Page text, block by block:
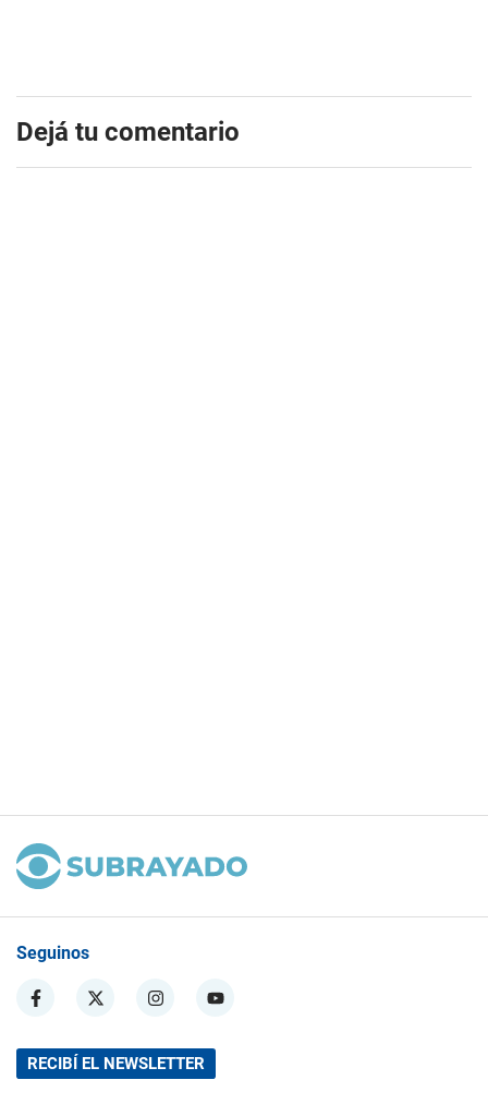
Dejá tu comentario
Seguinos
RECIBÍ EL NEWSLETTER